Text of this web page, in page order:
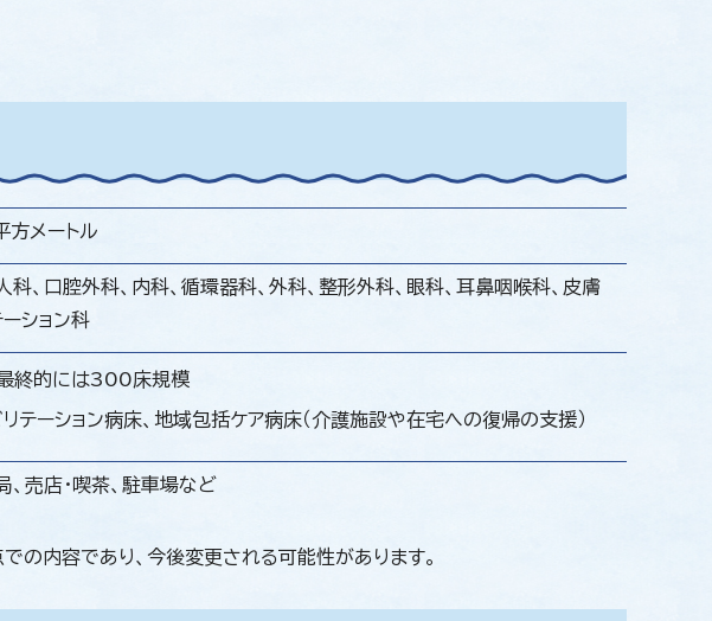
メートル
科、口腔外科、内科、循環器科、外科、整形外科、眼科、耳鼻咽喉科、皮膚
ション科
終的には300床規模
テーション病床、地域包括ケア病床（介護施設や在宅への復帰の支援）
、売店・喫茶、駐車場など
の内容であり、今後変更される可能性があります。